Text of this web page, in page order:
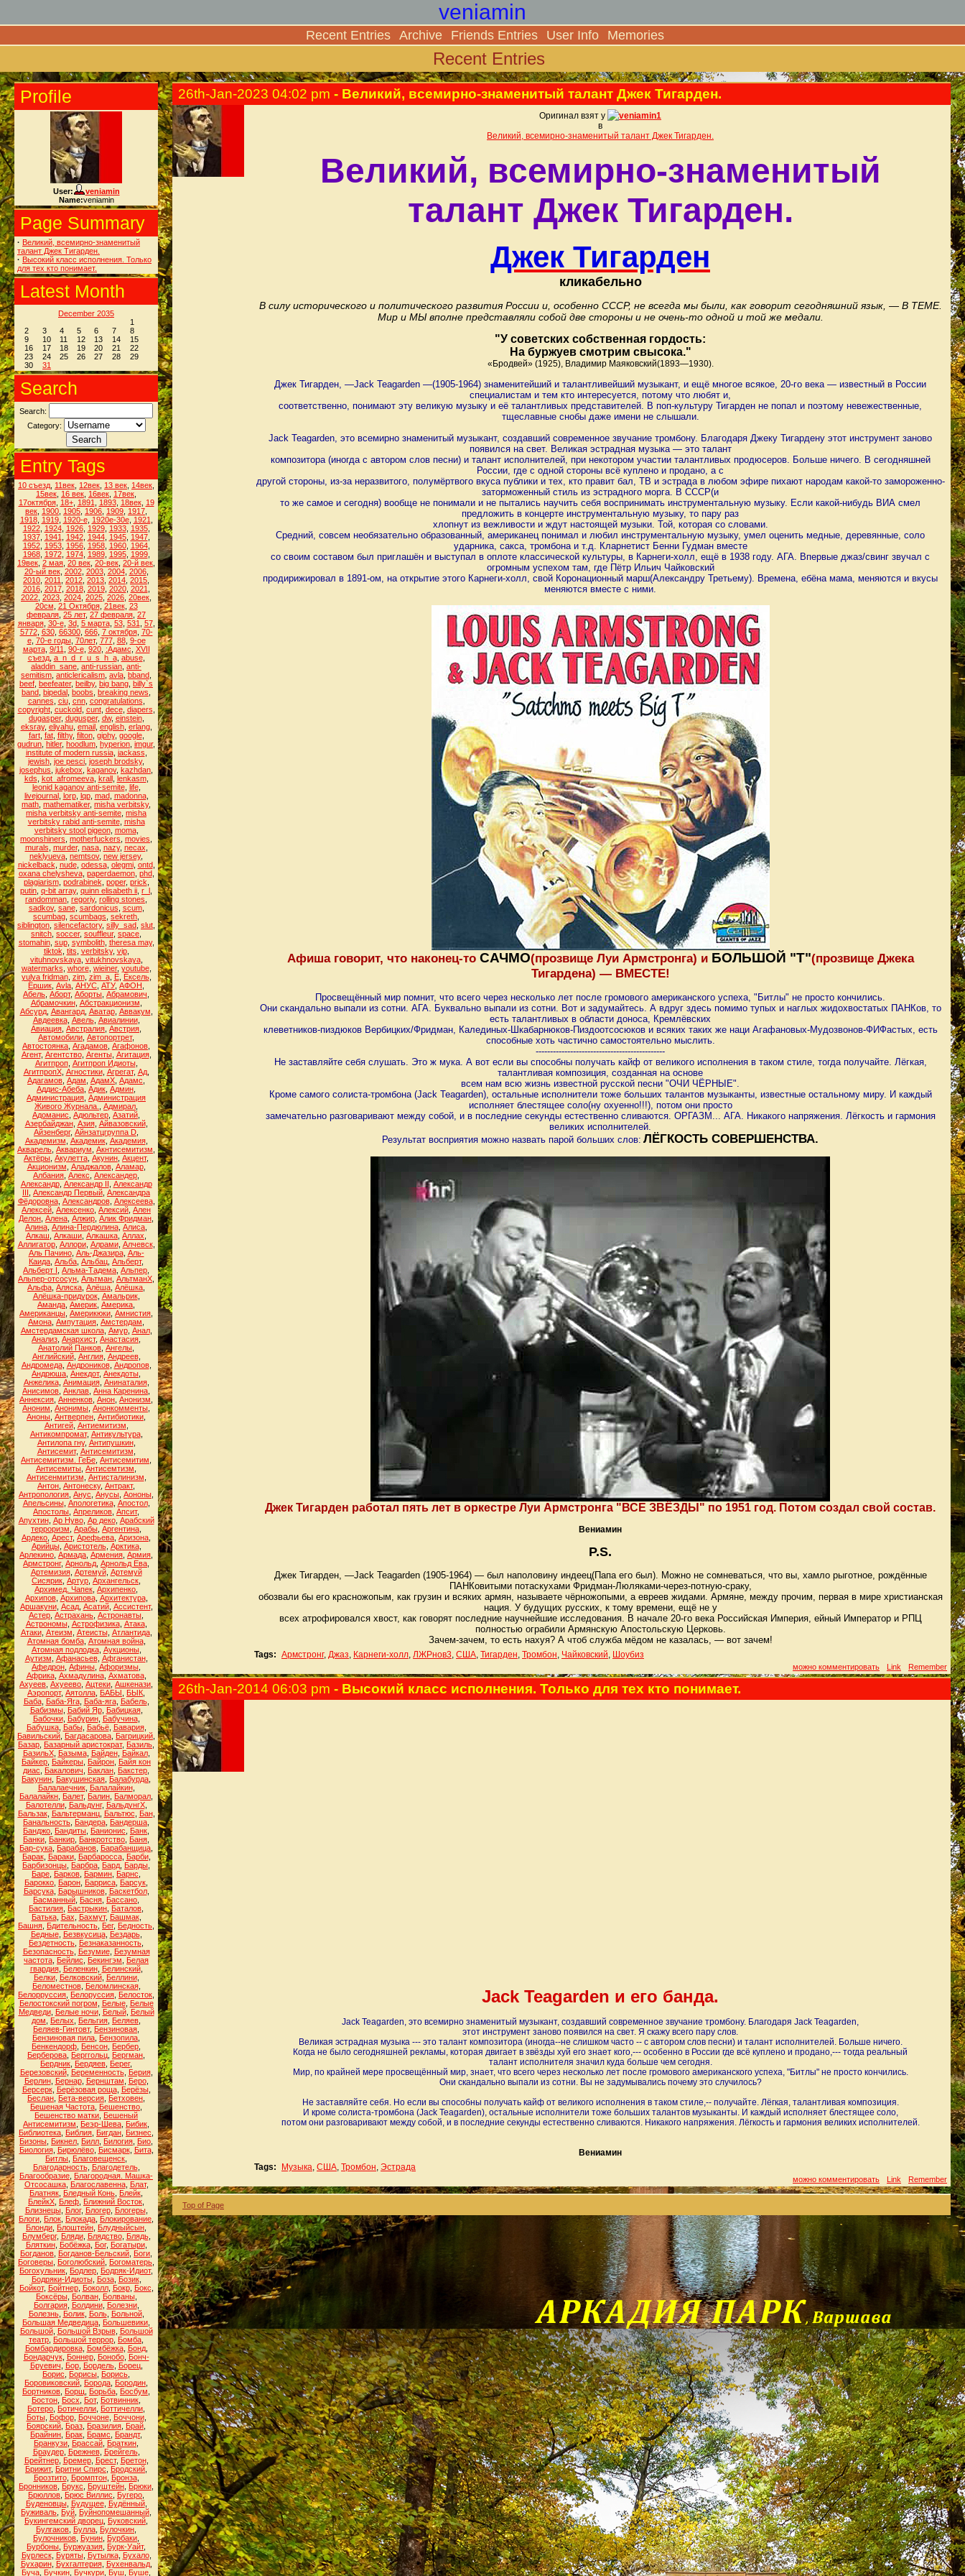
veniamin
Recent Entries Archive Friends Entries User Info Memories
Recent Entries
Profile
User:
veniamin
Name:veniamin
Page Summary
· Великий, всемирно-знаменитый
талант Джек Тигарден.
· Высокий класс исполнения. Только
для тех кто понимает.
Latest Month
December 2035
1
2
3 4 5 6 7
8
9
10 11 12 13 14
15
16
17 18 19 20 21
22
23
24 25 26 27 28
29
30
31
Search
Search:
Category:
Entry Tags
10 съезд 11век 12век 13 век 14век
15век 16 век 16век 17век
17октября, 18+, 1891 1893, 18век, 19
век 1900 1905 1906 1909 1917
1918, 1919, 1920-е, 1920е-30е, 1921
1922, 1924, 1926, 1929, 1933, 1935,
1937, 1941 1942, 1944, 1945, 1947,
1952, 1953, 1956, 1958, 1960, 1964,
1968, 1972, 1974, 1989, 1995, 1999,
19век 2 мая 20 век 20-век 20-й век
20-ый век, 2002, 2003, 2004, 2006,
2010 2011 2012 2013 2014 2015
2016, 2017, 2018, 2019, 2020, 2021
2022 2023 2024 2025 2026 20век
20см 21 Октября, 21век, 23
февраля 25 лет, 27 февраля 27
января, 30-е, 3d, 5 марта, 53, 531 57,
5772, 630, 66300, 666, 7 октября, 70-
е, 70-е годы, 70лет, 777, 88, 9-ое
марта, 9/11 90-е, 920, :Адамс XVII
съезд, a_n_d_r_u_s_h_a, abuse,
aladdin_sane anti-russian anti-
semitism anticlericalism avla bband
beef beefeater, beilby, big bang billy`s
band bipedal boobs breaking news
cannes ciu, cnn, congratulations
copyright, cuckold, cunt, dece, diapers
dugasper, dugusper, dw, einstein,
eksray, eliyahu, email, english, erlang,
fart, fat, filthy, filton, giphy, google,
gudrun hitler, hoodlum hyperion imgur,
institute of modern russia, jackass
jewish joe pesci joseph brodsky,
josephus jukebox kaganov, kazhdan
kds kot_afromeeva, krall, lenkasm,
leonid kaganov anti-semite, life,
livejournal, lorp, lqp, mad, madonna,
math mathematiker, misha verbitsky,
misha verbitsky anti-semite misha
verbitsky rabid anti-semite, misha
verbitsky stool pigeon, moma,
moonshiners motherfuckers movies
murals murder, nasa, nazy, necax
neklyueva nemtsov, new jersey,
nickelback nude, odessa, olegmi, ontd,
oxana chelysheva, paperdaemon, phd,
plagiarism, podrabinek poper, prick
putin q-bit array, quinn elisabeth ii r_l
randomman regoriy, rolling stones
sadkov, sane, sardonicus scum,
scumbag scumbags sekreth
siblington silencefactory, silly_sad slut
snitch soccer, souffleur, space
stomahin, sup, symbolith, theresa may,
tiktok tits verbitsky, vip,
vituhnovskaya, vitukhnovskaya,
watermarks whore, wieiner, youtube,
yulya fridman, zim, zim_a, Ё, Ёксель,
Ёршик Аvla АНУС АТУ, АФОН
Абель Аборт, Аборты Абрамович
Абрамочкин, Абстракционизм
Абсурд, Авангард, Аватар, Аввакум
Авдеевка, Авель, Авиалинии,
Авиация Австралия Австрия
Автомобили Автопортрет,
Автостоянка Агадамов Агафонов
Агент, Агентство, Агенты, Агитация,
Агитпроп, Агитпроп Идиоты,
АгитпропХ, Агностики, Агрегат, Ад,
Адагамов Адам АдамХ Адамс
Аддис-Абеба Адик Админ
Администрация Администрация
Живого Журнала.
Адмирал
Адоманис Адюльтер Азатий
Азербайджан, Азия, Айвазовский,
Айзенберг, Айнзатцгруппа D
Академизм Академик, Академия,
Акварель Аквариум Акнтисемитизм
Актёры Акулетта Акунин Акцент,
Акционизм Аладжалов, Аламар,
Албания Алекс Александер
Александр, Александр II Александр
III Александр Первый Александра
Фёдоровна, Александров, Алексеева,
Алексей Алексенко Алексий Ален
Делон Алена Алжир Алик Фридман
Алина Алина-Пердюлина Алиса
Алкаш Алкаши Алкашка Аллах
Аллигатор, Аллори, Алрами, Алчевск,
Аль Пачино, Аль-Джазира, Аль-
Каида Альба Альбац Альберт,
Альберт I Альма-Тадема Альпер
Альпер-отсосун Альтман АльтманХ
Альфа Аляска Алёша Алёшка
Алёшка-придурок, Амальрик,
Аманда Америк Америка
Американцы Америкюки Амнистия
Амона Ампутация Амстердам
Амстердамская школа, Амур, Анал,
Анализ Анархист, Анастасия
Анатолий Панков Ангелы
Английский, Англия, Андреев,
Андромеда, Андроников, Андропов,
Андрюша Анекдот, Анекдоты
Анжелика, Анимация, Анинаталия,
Анисимов Анклав Анна Каренина
Аннексия Анненков Анон Анонизм
Аноним Анонимы Анонкомменты
Аноны Антверпен Антибиотики
Антигей, Антиемитизм
Антикомпромат, Антикультура,
Антилопа гну, Антипушкин,
Антисемит, Антисемитизм
Антисемитизм. ГеБе Антисемитим
Антисемиты Антисемтизм
Антисенмитизм Антисталинизм
Антон Антонеску, Антракт,
Антропология Анус Анусы Аононы
Апельсины, Апологетика, Апостол,
Апостолы Апреликов Апсит,
Апухтин, Ар Нуво, Ар деко, Арабский
терроризм Арабы Аргентина
Ардеко Арест, Арефьева Аризона
Арийцы, Аристотель, Арктика,
Арлекино Армада Армения Армия
Армстронг, Арнольд Арнольд Ева
Артемизия, Артемуй, Артемуй
Сисярик Артур Архангельск
Архимед. Чапек Архипенко
Архипов, Архипова, Архитектура,
Аршакуни, Асад, Асатий, Ассистент,
Астер Астрахань Астронавты
Астрономы, Астрофизика, Атака,
Атаки, Атеизм Атеисты, Атлантида,
Атомная бомба, Атомная война,
Атомная подлодка, Аукционы,
Аутизм Афанасьев, Афганистан,
Афедрон Афины Афоризмы
Африка, Ахмадулина, Ахматова,
Ахуеев Ахуеево Ацтеки Ашкенази
Аэропорт, Аятолла БАБЫ БЫК
Баба, Баба-Яга, Баба-яга, Бабель,
Бабизмы, Бабий Яр, Бабицкая,
Бабочки, Бабурин, Бабучина,
Бабушка, Бабы, Бабьё, Бавария,
Бавильский Багдасарова Багрицкий
Базар Базарный аристократ, Базиль
БазильХ, Базыма, Байден, Байкал,
Байкер Байкеры Байрон Байя кон
диас
Бакалович Баклан Бакстер
Бакунин Бакушинская Балабурда
Балалаечник, Балалайкин,
Балалайкн Балет, Балин Балморал
Балотелли, Бальдунг, БальдунгХ,
Бальзак, Бальтерманц, Бальтюс Бан,
Банальность Бандера Бандерша
Банджо Бандиты Банионис Банк
Банки Банкир Банкротство Баня
Бар-сука Барабанов Барабанщица
Барак, Бараки, Барбаросса, Барби,
Барбизонцы Барбра Бард Барды
Баре Барков Бармин Барнс
Барокко Барон Барриса Барсук
Барсука, Барышников, Баскетбол,
Басманный Басня Бассано
Бастилия Бастрыкин Баталов
Батька, Бах Бахмут, Башмак,
Башня Бдительность Бег, Бедность
Бедные, Безвкусица, Бездарь,
Бездетность Безнаказанность
Безопасность, Безумие, Безумная
частота Бейлис Бекингэм
Белая
гвардия, Беленкин, Белинский,
Белки, Белковский, Беллини,
Беломестнов, Беломлинская,
Белорруссия Белоруссия Белосток
Белостокский погром
Белые, Белые
Медведи, Белые ночи, Белый, Белый
дом
Белых Бельгия Беляев
Беляев-Гинтовт, Бензиновая
Бензиновая пила Бензопила
Бенкендорф Бенсон Бербер
Берберова Берггольц Бергман
Бердник Бердяев Берег,
Березовский, Беременность, Берия,
Берлин, Бернар, Бернштам Беро,
Берсерк, Берёзовая роща, Берёзы,
Беслан Бета-версия Бетховен
Бешеная Частота Бешенство
Бешенство матки Бешеный
Антисемитизм
Беэр-Шева Бибик
Библиотека Библия Бигдан Бизнес
Бизоны Бикнел Билл Билогия Био
Биология, Бирюлёво, Бисмарк, Бита,
Битлы Благовещенск
Благодарность, Благодетель,
Благообразие Благородная. Машка-
Отсосашка, Благославенна, Блат,
Блатняк Бледный Конь Блейк
БлейкХ Блеф Ближний Восток
Близнецы, Блог, Блогер, Блогеры,
Блоги Блок Блокада Блокирование
Блонди Блоштейн Блудныйсын
Блумберг, Бляди, Блядство, Блядь,
Бляткин, Бобёжка, Бог, Богатыри,
Богданов Богданов-Бельский Боги
Боговеры Боголюбский Богоматерь
Богохульник Бодлер Бодряк-Идиот,
Бодряки-Идиоты, Боза, Бозик,
Бойкот, Бойтнер, Боколл, Бокр, Бокс
Боксёры, Болван, Болваны,
Болгария, Болдини, Болезни,
Болезнь, Болик, Боль, Больной,
Большая Медведица Большевики
Большой, Большой Взрыв, Большой
театр Большой террор Бомба
Бомбардировка, Бомбёжка, Бонд,
Бондарчук, Боннер, Бонобо, Бонч-
Бруевич
Бор, Бордель, Борец,
Борис
Борисы Борись
Боровиковский Борода Бородин
Бортников Борщ Борьба Босбум
Бостон Босх Бот, Ботвинник
Ботеро Ботичелли Боттичелли
Боты, Бофор, Боччоне, Боччони,
Боярский Браз Бразилия Брай
Брайнин Брак Брамс Брандт,
Бранкузи Брассай Браткин
Браудер, Брежнев, Брейгель,
Брейтнер, Бремер, Брест, Бретон,
Брижит, Бритни Спирс Бродский
Брозтито, Бромптон, Бронза,
Бронников Брукс Бруштейн Брюки
Брюллов Брюс Виллис Бугеро
Буденовцы, Будущее, Будённый,
Буживаль Буй Буйнопомешанный
Букингемский дворец Буковский
Булгаков Булла Булочкин
Булочников Бунин Бурбаки
Бурбоны Буржуазия Бурк-Уайт,
Бурлеск, Буряты, Бутылка, Бухало,
Бухарин, Бухгалтерия, Бухенвальд,
Буча Бучкин Бучкури Буш Буше
26th-Jan-2023 04:02 pm - Великий, всемирно-знаменитый талант Джек Тигарден.
Оригинал взят у
veniamin1
в
Великий, всемирно-знаменитый талант Джек Тигарден.
Великий, всемирно-знаменитый
талант Джек Тигарден.
Джек Тигарден
кликабельно
В силу исторического и политического развития России и, особенно СССР, не всегда мы были, как говорит сегодняшний язык, — В ТЕМЕ.
Мир и МЫ вполне представляли собой две стороны и не очень-то одной и той же медали.
"У советских собственная гордость:
На буржуев смотрим свысока."
«Бродвей» (1925), Владимир Маяковский(1893—1930).
Джек Тигарден, —Jack Teagarden —(1905-1964) знаменитейший и талантливейший музыкант, и ещё многое всякое, 20-го века — известный в России
специалистам и тем кто интересуется, потому что любят и,
соответственно, понимают эту великую музыку и её талантливых представителей. В поп-культуру Тигарден не попал и поэтому невежественные,
тщеславные снобы даже имени не слышали.
Jack Teagarden, это всемирно знаменитый музыкант, создавший современное звучание тромбону. Благодаря Джеку Тигардену этот инструмент заново
появился на свет. Великая эстрадная музыка — это талант
композитора (иногда с автором слов песни) и талант исполнителей, при некотором участии талантливых продюсеров. Больше ничего. В сегодняшней
России, где с одной стороны всё куплено и продано, а с
другой стороны, из-за неразвитого, полумёртвого вкуса публики и тех, кто правит бал, ТВ и эстрада в любом эфире пихают народам какой-то замороженно-
заторможенный стиль из эстрадного морга. В СССР(и
то же самое и сегодня) вообще не понимали и не пытались научить себя воспринимать инструментальную музыку. Если какой-нибудь ВИА смел
предложить в концерте инструментальную музыку, то пару раз
хлопнут из вежливости и ждут настоящей музыки. Той, которая со словами.
Средний, совсем необязательно образованный, американец понимал и любил инструментальную музыку, умел оценить медные, деревянные, соло
ударника, сакса, тромбона и т.д. Кларнетист Бенни Гудман вместе
со своим составом был приглашён и выступал в оплоте классической культуры, в Карнеги-холл, ещё в 1938 году. АГА. Впервые джаз/свинг звучал с
огромным успехом там, где Пётр Ильич Чайковский
продирижировал в 1891-ом, на открытие этого Карнеги-холл, свой Коронационный марш(Александру Третьему). Времена, ебёна мама, меняются и вкусы
меняются вместе с ними.
Афиша говорит, что наконец-то САЧМО(прозвище Луи Армстронга) и БОЛЬШОЙ "Т"(прозвище Джека
Тигардена) — ВМЕСТЕ!
Просвещённый мир помнит, что всего через несколько лет после громового американского успеха, "Битлы" не просто кончились.
Они скандально выпали из сотни. АГА. Буквально выпали из сотни. Вот и задумайтесь. А вдруг здесь помимо тупых и наглых жидохвостатых ПАНКов, то
есть талантливых в области доноса, Кремлёвских
клеветников-пиздюков Вербицких/Фридман, Калединых-Шкабарнюков-Пиздоотсосюков и всяких таких же наци Агафановых-Мудозвонов-ФИФастых, есть
способные хоть частично самостоятельно мыслить.
---------------------------------------------
Не заставляйте себя слушать. Это ж мука. А вот если вы способны получать кайф от великого исполнения в таком стиле, тогда получайте. Лёгкая,
талантливая композиция, созданная на основе
всем нам всю жизнь известной русской песни "ОЧИ ЧЁРНЫЕ".
Кроме самого солиста-тромбона (Jack Teagarden), остальные исполнители тоже больших талантов музыканты, известные остальному миру. И каждый
исполняет блестящее соло(ну охуенно!!!), потом они просто
замечательно разговаривают между собой, и в последние секунды естественно сливаются. ОРГАЗМ... АГА. Никакого напряжения. Лёгкость и гармония
великих исполнителей.
Результат восприятия можно назвать парой больших слов: ЛЁГКОСТЬ СОВЕРШЕНСТВА.
Джек Тигарден работал пять лет в оркестре Луи Армстронга "ВСЕ ЗВЁЗДЫ" по 1951 год. Потом создал свой состав.
Вениамин
P.S.
Джек Тигарден, —Jack Teagarden (1905-1964) — был наполовину индеец(Папа его был). Можно не сомневаться, что вы, хамло рыготное, рождённые
ПАНКовитыми потаскухами Фридман-Люляками-через-потную-сраку,
обозвали бы его красножопым, как грузин и всяких армян, называете чёрножопыми, а евреев жидами. Армяне, между прочим, первая в мире христианская
нация. У будущих русских, к тому времени, ещё не у
всех атрофировался хвост, как говорят последние научнейшие исследования. В начале 20-го века Российская Империя, ейный Император и РПЦ
полностью ограбили Армянскую Апостольскую Церковь.
Зачем-зачем, то есть нахуя? А чтоб служба мёдом не казалась, — вот зачем!
Tags: Армстронг, Джаз, Карнеги-холл, ЛЖРнов3, США, Тигарден, Тромбон, Чайковский, Шоубиз
можно комментировать Link Remember
26th-Jan-2014 06:03 pm - Высокий класс исполнения. Только для тех кто понимает.
Jack Teagarden и его банда.
Jack Teagarden, это всемирно знаменитый музыкант, создавший современное звучание тромбону. Благодаря Jack Teagarden,
этот инструмент заново появился на свет. Я скажу всего пару слов.
Великая эстрадная музыка --- это талант композитора (иногда--не слишком часто -- с автором слов песни) и талант исполнителей. Больше ничего.
Когда не было сегодняшней рекламы, которая двигает в звёзды хуй его знает кого,--- особенно в России где всё куплено и продано,--- тогда реальный
талант исполнителя значил куда больше чем сегодня.
Мир, по крайней мере просвещённый мир, знает, что всего через несколько лет после громового американского успеха, "Битлы" не просто кончились.
Они скандально выпали из сотни. Вы не задумывались почему это случилось?
Не заставляйте себя. Но если вы способны получать кайф от великого исполнения в таком стиле,-- получайте. Лёгкая, талантливая композиция.
И кроме солиста-тромбона (Jack Teagarden), остальные исполнители тоже больших талантов музыканты. И каждый исполняет блестящее соло,
потом они разговаривают между собой, и в последние секунды естественно сливаются. Никакого напряжения. Лёгкость и гармония великих исполнителей.
Вениамин
Tags:
Музыка, США, Тромбон, Эстрада
можно комментировать Link Remember
Top of Page